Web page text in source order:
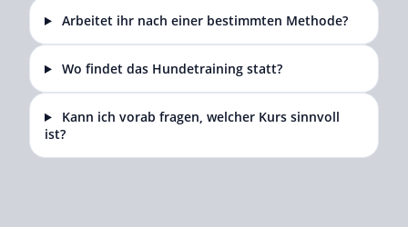
Arbeitet ihr nach einer bestimmten Methode?
Wo findet das Hundetraining statt?
Kann ich vorab fragen, welcher Kurs sinnvoll
ist?